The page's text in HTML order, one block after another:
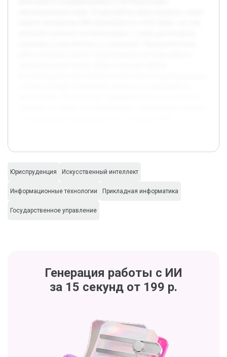
Юриспруденция Искусственный интеллект
Информационные технологии Прикладная информатика
Государственное управление
Генерация работы с ИИ
за 15 секунд от 199 р.